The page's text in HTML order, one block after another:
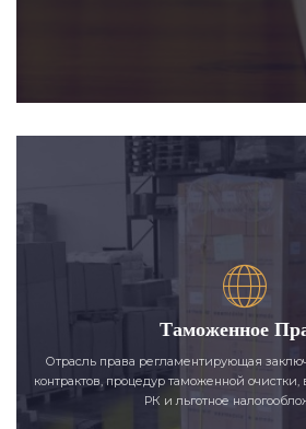
Таможенное
Отрасль права регламентирующая
контрактов, процедур таможенной
РК и льготное